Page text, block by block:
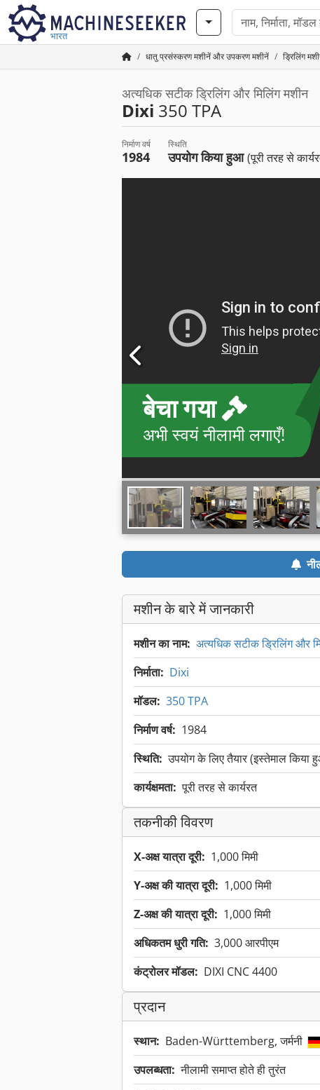
भारत
धातु प्रसंस्करण मशीनें और उपकरण मशीनें ड्रिलिंग
अत्यधिक सटीक ड्रिलिंग और मिलिंग मशीन
Dixi 350 TPA
निर्माण वर्ष
1984
स्थिति
उपयोग किया हुआ(पूरी तरह से
बेचा गया
अभी स्वयं नीलामी लगाएँ!
मशीन के बारे में जानकारी
मशीन का नाम: अत्यधिक सटीक ड्रिलिंग और
निर्माता: Dixi
मॉडल: 350 TPA
निर्माण वर्ष: 1984
स्थिति: उपयोग के लिए तैयार (इस्तेमाल किया
कार्यक्षमता: पूरी तरह से कार्यरत
तकनीकी विवरण
X-अक्ष यात्रा दूरी: 1,000 मिमी
Y-अक्ष की यात्रा दूरी: 1,000 मिमी
Z-अक्ष की यात्रा दूरी: 1,000 मिमी
अधिकतम धुरी गति: 3,000 आरपीएम
कंट्रोलर मॉडल: DIXI CNC 4400
प्रदान
स्थान: Baden-Württemberg, जर्मनी
उपलब्धता: नीलामी समाप्त होते ही तुरंत